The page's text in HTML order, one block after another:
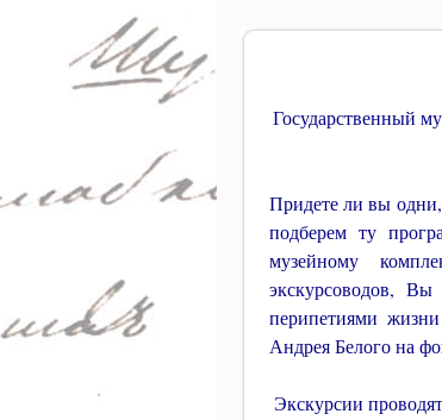
Государственный
Придете ли вы
подберем ту
музейному
экскурсоводов,
перипетиями
Андрея Белого на
Экскурсии